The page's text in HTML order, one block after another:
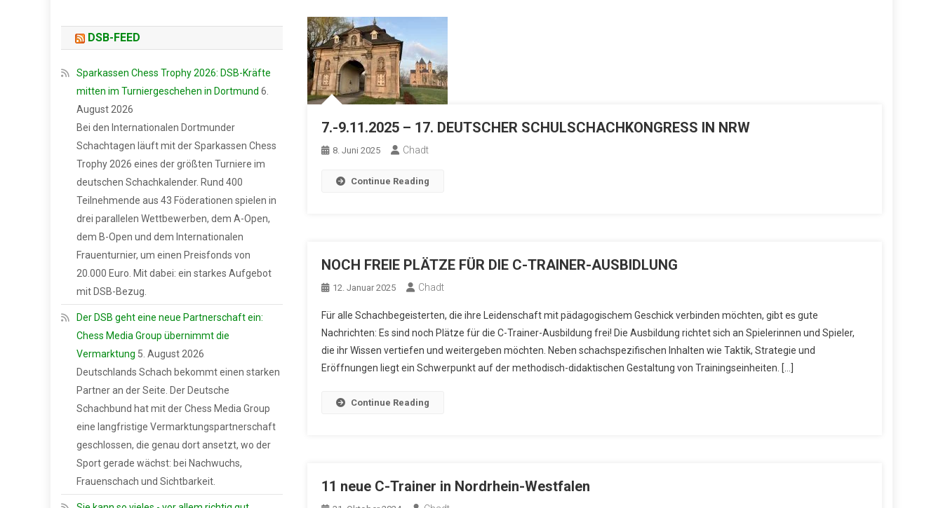
7.-9.11.2025 – 17. DEUTSCHER SCHULSCHACHKONGRESS IN NRW
8. Juni 2025 Chadt
Continue Reading
NOCH FREIE PLÄTZE FÜR DIE C-TRAINER-AUSBIDLUNG
12. Januar 2025 Chadt
Für alle Schachbegeisterten, die ihre Leidenschaft mit pädagogischem Geschick verbinden möchten, gibt es gute
Nachrichten: Es sind noch Plätze für die C-Trainer-Ausbildung frei! Die Ausbildung richtet sich an Spielerinnen und Spieler,
die ihr Wissen vertiefen und weitergeben möchten. Neben schachspezifischen Inhalten wie Taktik, Strategie und
Eröffnungen liegt ein Schwerpunkt auf der methodisch-didaktischen Gestaltung von Trainingseinheiten. […]
Continue Reading
11 neue C-Trainer in Nordrhein-Westfalen
DSB-FEED
Sparkassen Chess Trophy 2026: DSB-Kräfte
mitten im Turniergeschehen in Dortmund 6.
August 2026
Bei den Internationalen Dortmunder
Schachtagen läuft mit der Sparkassen Chess
Trophy 2026 eines der größten Turniere im
deutschen Schachkalender. Rund 400
Teilnehmende aus 43 Föderationen spielen in
drei parallelen Wettbewerben, dem A-Open,
dem B-Open und dem Internationalen
Frauenturnier, um einen Preisfonds von
20.000 Euro. Mit dabei: ein starkes Aufgebot
mit DSB-Bezug.
Der DSB geht eine neue Partnerschaft ein:
Chess Media Group übernimmt die
Vermarktung 5. August 2026
Deutschlands Schach bekommt einen starken
Partner an der Seite. Der Deutsche
Schachbund hat mit der Chess Media Group
eine langfristige Vermarktungspartnerschaft
geschlossen, die genau dort ansetzt, wo der
Sport gerade wächst: bei Nachwuchs,
Frauenschach und Sichtbarkeit.